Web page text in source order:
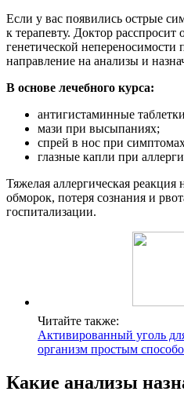
Если у вас появились острые
к терапевту. Доктор
генетической непереносимости
направление на анализы и
В основе лечебного курса:
антигистаминные
мази при высыпаниях;
спрей в нос при
глазные капли при
Тяжелая аллергическая
обморок, потеря сознания и
госпитализации.
Читайте также:
Активированный уголь
организм простым
Какие анализы